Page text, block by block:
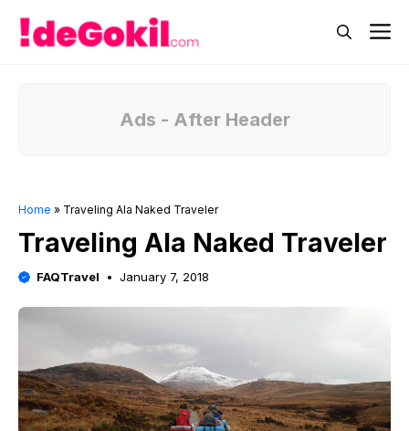
Ads - After Header
Home » Traveling Ala Naked Traveler
Traveling Ala Naked Traveler
FAQTravel January 7, 2018